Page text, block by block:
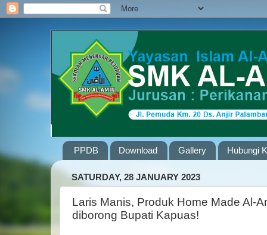
PPDB Download Gallery Hubungi
SATURDAY, 28 JANUARY 2023
Laris Manis, Produk Home Made Al-
diborong Bupati Kapuas!